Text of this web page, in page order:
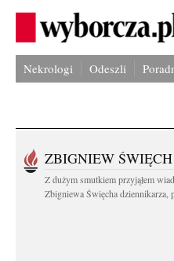
Nekrologi Odeszli
ZBIGNIEW ŚWIĘCH
Z dużym smutkiem przyjąłem
Zbigniewa Święcha dziennikarza,